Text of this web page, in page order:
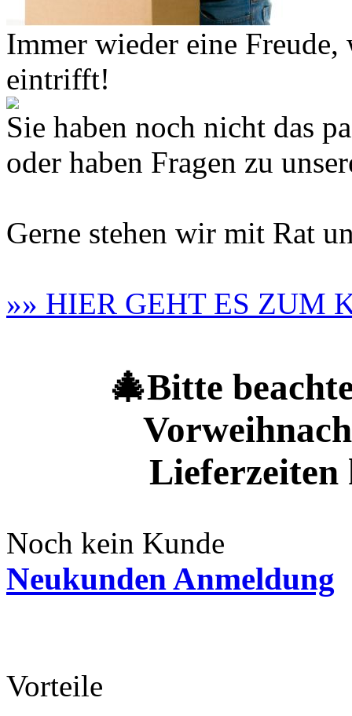
Immer wieder eine
eintrifft!
Sie haben noch nicht das
oder haben Fragen zu
Gerne stehen wir mit Rat
»» HIER GEHT ES ZUM
🎄Bitte
Lieferzeiten
Noch kein Kunde
Neukunden Anmeldung
Vorteile